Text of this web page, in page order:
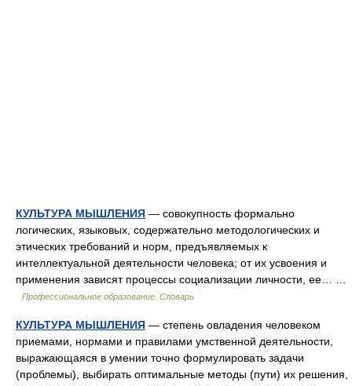
КУЛЬТУРА МЫШЛЕНИЯ — совокупность формально
логических, языковых, содержательно методологических и
этических требований и норм, предъявляемых к
интеллектуальной деятельности человека; от их усвоения и
применения зависят процессы социализации личности, ее… …
Профессиональное образование. Словарь
КУЛЬТУРА МЫШЛЕНИЯ — степень овладения человеком
приемами, нормами и правилами умственной деятельности,
выражающаяся в умении точно формулировать задачи
(проблемы), выбирать оптимальные методы (пути) их решения,